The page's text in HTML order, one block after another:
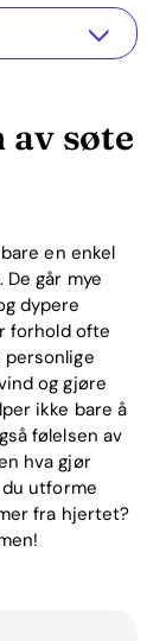
par
seg
min?
søte
en enkel
går mye
dypere
forhold ofte
personlige
og gjøre
ikke bare å
følelsen av
hva gjør
utforme
fra hjertet?